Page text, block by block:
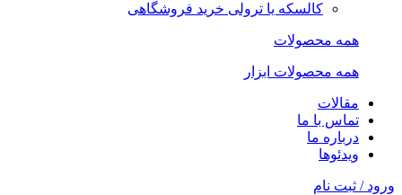
کالسکه یا ترولی خرید فروشگاهی
همه محصولات
همه محصولات ابزار
مقالات
تماس با ما
درباره ما
ویدئوها
ورود / ثبت نام